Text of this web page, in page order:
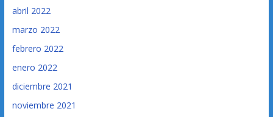
abril 2022
marzo 2022
febrero 2022
enero 2022
diciembre 2021
noviembre 2021